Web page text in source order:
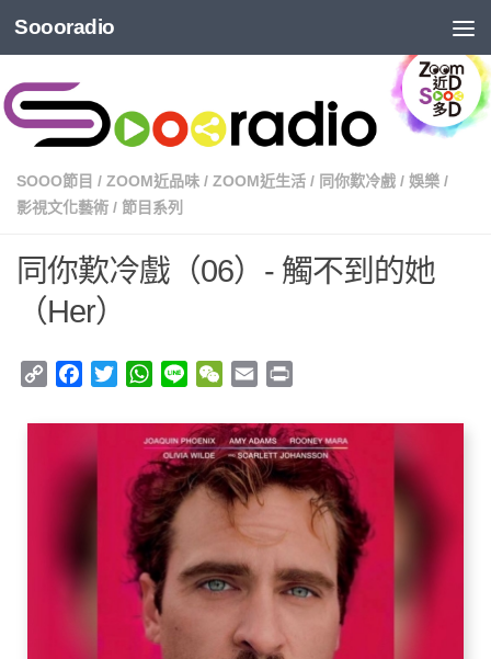
Soooradio
SOOO節目 / ZOOM近品味 / ZOOM近生活 / 同你歎冷戲 / 娛樂 /
影視文化藝術 / 節目系列
同你歎冷戲（06）- 觸不到的她
（Her）
Copy
Facebook
TwitterWhatsApp
Line WeChat
Email